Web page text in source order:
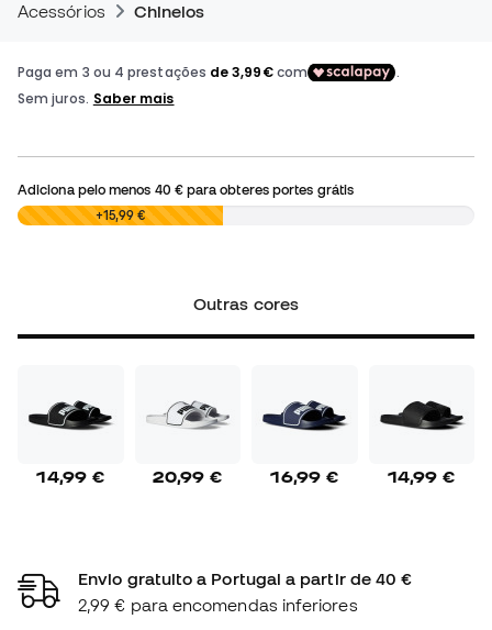
Acessórios Chinelos
Adiciona pelo menos 40 €para obteres portes grátis
0,00 € +15,99 €
Outras cores
14,99 € 20,99 € 16,99 € 14,99 €
Envio gratuito a Portugal a partir de 40 €
2,99 € para encomendas inferiores